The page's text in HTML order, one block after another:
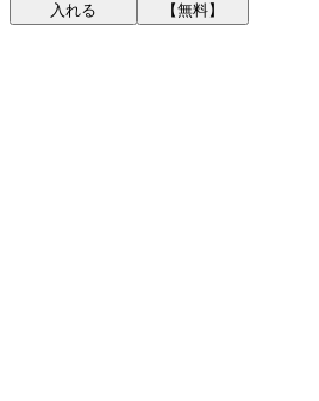
入れる
【無料】